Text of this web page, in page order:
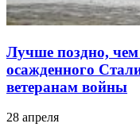
Лучше поздно,
осажденного
ветеранам войны
28 апреля